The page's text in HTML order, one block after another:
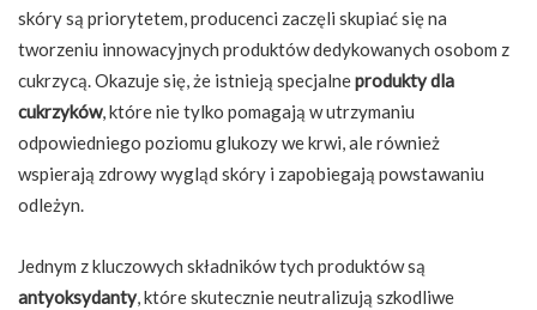
skóry są priorytetem, producenci zaczęli skupiać się na
tworzeniu innowacyjnych produktów dedykowanych osobom z
cukrzycą. Okazuje się, że istnieją specjalneprodukty dla
cukrzyków, które nie tylko pomagają w utrzymaniu
odpowiedniego poziomu glukozy we krwi, ale również
wspierają zdrowy wygląd skóry i zapobiegają powstawaniu
odleżyn.
Jednym z kluczowych składników tych produktów są
antyoksydanty, które skutecznie neutralizują szkodliwe